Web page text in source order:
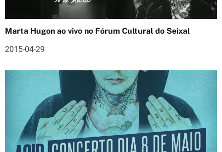
o
s
Marta Hugon ao vivo no Fórum Cultural do Seixal
2015-04-29